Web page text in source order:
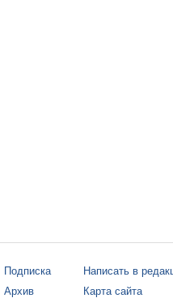
Подписка
Архив
Написать в
Карта сайта